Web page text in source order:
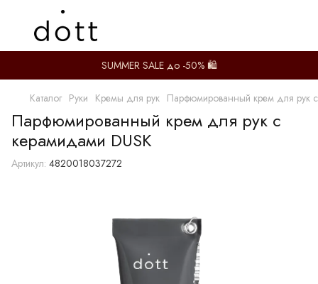
SUMMER SALE до -50% 🛍️
Каталог Руки Кремы для рук Парфюмированный крем для рук
Парфюмированный крем для рук с
керамидами DUSK
Артикул: 4820018037272